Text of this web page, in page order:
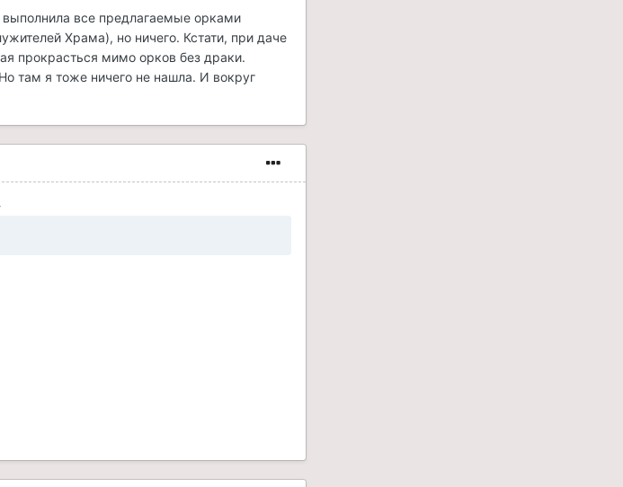
все предлагаемые орками
Храма), но ничего. Кстати, при даче
прокрасться мимо орков без драки.
там я тоже ничего не нашла. И вокруг